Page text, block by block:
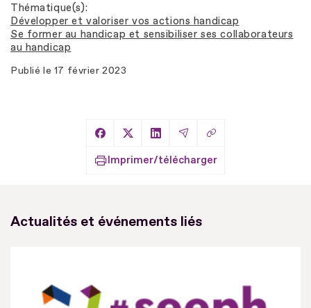
Thématique(s)
Développer et valoriser vos actions handicap
Se former au handicap et sensibiliser ses collaborateurs
au handicap
Publié le 17 février 2023
Partager sur Facebook
Partager sur X
Partager sur LinkedIn
Partager par Email
Copier le lien
Imprimer/télécharger
Actualités et événements liés